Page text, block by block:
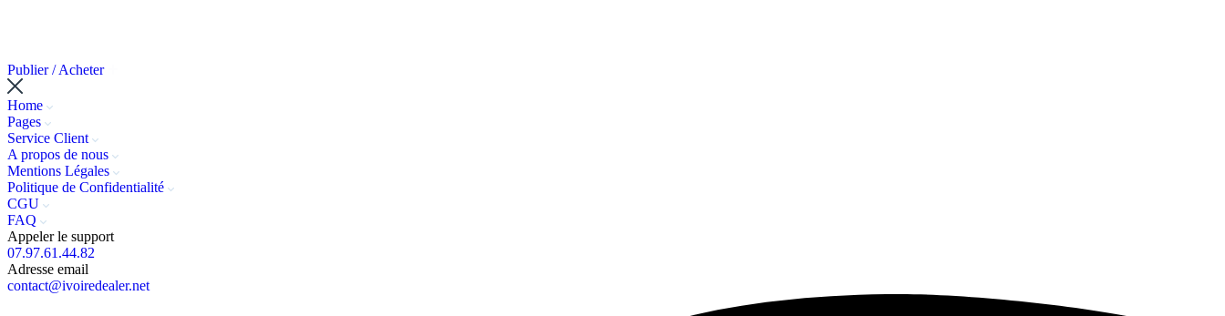
Publier / Acheter
Home
Pages
Service Client
A propos de nous
Mentions Légales
Politique de Confidentialité
CGU
FAQ
Appeler le support
07.97.61.44.82
Adresse email
contact@ivoiredealer.net